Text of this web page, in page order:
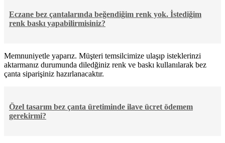
Eczane bez çantalarında beğendiğim renk yok. İstediğim
renk baskı yapabilirmisiniz?
Memnuniyetle yaparız. Müşteri temsilcimize ulaşıp isteklerinzi
aktarmanız durumunda diledğiniz renk ve baskı kullanılarak bez
çanta siparişiniz hazırlanacaktır.
Özel tasarım bez çanta üretiminde ilave ücret ödemem
gerekirmi?